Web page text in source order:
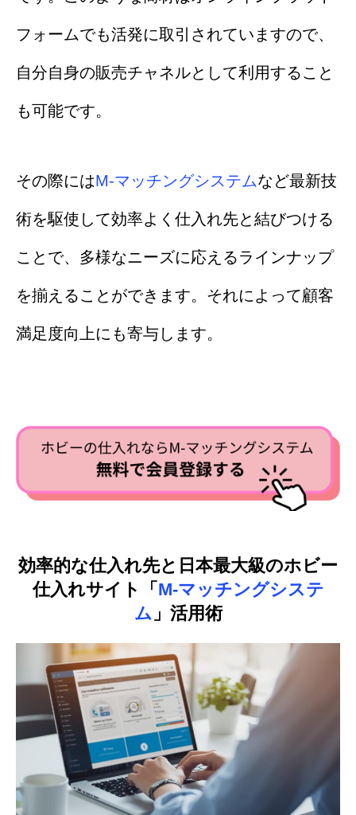
フォームでも活発に取引されていますので、
自分自身の販売チャネルとして利用すること
も可能です。
その際にはM-マッチングシステムなど最新技
術を駆使して効率よく仕入れ先と結びつける
ことで、多様なニーズに応えるラインナップ
を揃えることができます。それによって顧客
満足度向上にも寄与します。
効率的な仕入れ先と日本最大級のホビー
仕入れサイト「 M-マッチングシステ
ム 」活用術